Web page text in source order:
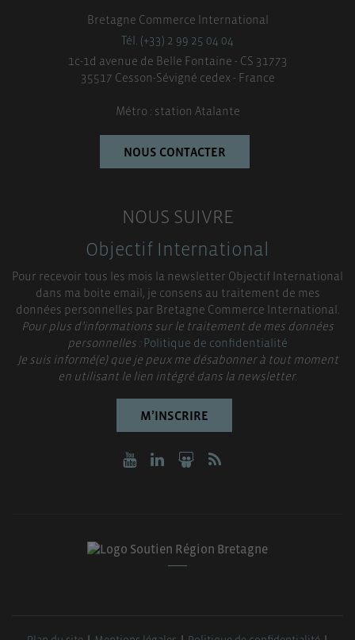
Bretagne Commerce International
Tél. (+33) 2 99 25 04 04
1c-1d avenue de Belle Fontaine - CS 31773
35517 Cesson-Sévigné cedex - France
Métro : station Atalante
NOUS CONTACTER
NOUS SUIVRE
Objectif International
Pour recevoir tous les mois la newsletter Objectif International
dans ma boite email, je consens au traitement de mes
données personnelles par Bretagne Commerce International.
Pour plus d’informations sur le traitement de mes données
personnelles :Politique de confidentialité
Je suis informé(e) que je peux me désabonner à tout moment
en utilisant le lien intégré dans la newsletter.
M’INSCRIRE